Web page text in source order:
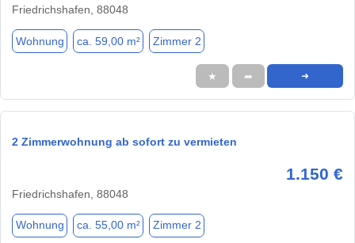
Friedrichshafen, 88048
Wohnung ca. 59,00 m² Zimmer 2
★ ➦ ➜
2 Zimmerwohnung ab sofort zu vermieten
1.150 €
Friedrichshafen, 88048
Wohnung ca. 55,00 m² Zimmer 2